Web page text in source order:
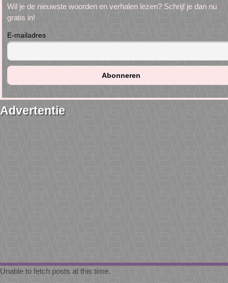
Wil je de nieuwste woorden en verhalen lezen? Schrijf je dan nu
gratis in!
E-mailadres
Advertentie
Unable to fetch posts at this time.